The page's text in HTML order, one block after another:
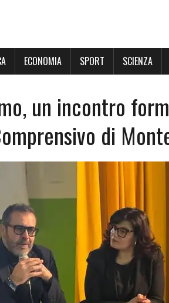
ECONOMIA SPORT SCIENZA
un incontro
di